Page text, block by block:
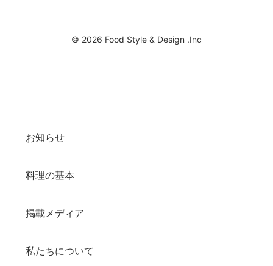
© 2026 Food Style & Design .Inc
お知らせ
料理の基本
掲載メディア
私たちについて